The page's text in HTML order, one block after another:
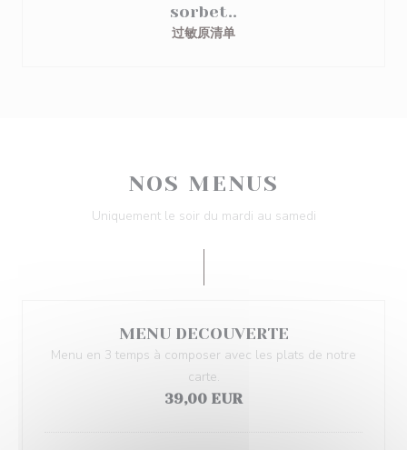
sorbet..
过敏原清单
NOS MENUS
Uniquement le soir du mardi au samedi
MENU DECOUVERTE
Menu en 3 temps à composer avec les plats de notre
carte.
39,00 EUR